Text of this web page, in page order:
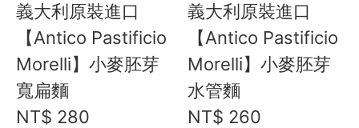
頂級美食
餐廚好朋友
生活美學
🇯🇵 日本專區
義大利原裝進口
【Antico Pastificio
Morelli】⼩麥胚芽
寬扁麵
NT$ 280
義大利原裝進口
【Antico Pastificio
Morelli】小麥胚芽
水管麵
NT$ 260